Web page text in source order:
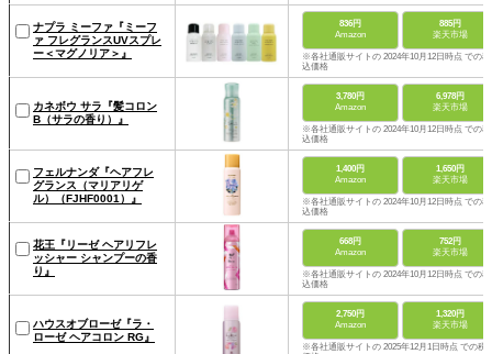
ナプラ ミーファ『ミーフ
ァ フレグランスUVスプレ
ー＜マグノリア＞』
836円
Amazon
885円
楽天市場
※各社通販サイトの 2024年10月12日時点 での税
込価格
カネボウ サラ『髪コロン
B（サラの香り）』
3,780円
Amazon
6,978円
楽天市場
※各社通販サイトの 2024年10月12日時点 での税
込価格
フェルナンダ『ヘアフレ
グランス（マリアリゲ
ル）（FJHF0001）』
1,400円
Amazon
1,650円
楽天市場
※各社通販サイトの 2024年10月12日時点 での税
込価格
花王『リーゼ ヘアリフレ
ッシャー シャンプーの香
り』
668円
Amazon
752円
楽天市場
※各社通販サイトの 2024年10月12日時点 での税
込価格
ハウスオブローゼ『ラ・
ローゼ ヘアコロン RG』
2,750円
Amazon
1,320円
楽天市場
※各社通販サイトの 2025年12月1日時点 での税